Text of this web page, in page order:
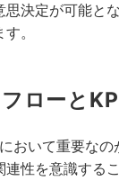
思決定が可能と
。
ローと
おいて重要な
性を意識するこ